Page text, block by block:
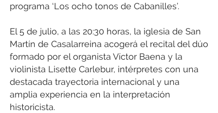
programa ‘Los ocho tonos de Cabanilles’.
El 5 de julio, a las 20:30 horas, la iglesia de San
Martín de Casalarreina acogerá el recital del dúo
formado por el organista Víctor Baena y la
violinista Lisette Carlebur, intérpretes con una
destacada trayectoria internacional y una
amplia experiencia en la interpretación
historicista.